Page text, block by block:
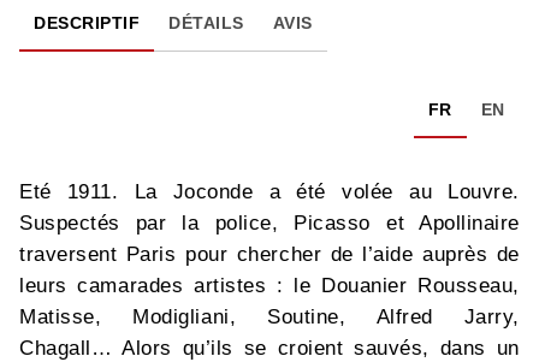
DESCRIPTIF DÉTAILS AVIS
FR EN
Eté 1911. La Joconde a été volée au Louvre.
Suspectés par la police, Picasso et Apollinaire
traversent Paris pour chercher de l’aide auprès de
leurs camarades artistes : le Douanier Rousseau,
Matisse, Modigliani, Soutine, Alfred Jarry,
Chagall… Alors qu’ils se croient sauvés, dans un